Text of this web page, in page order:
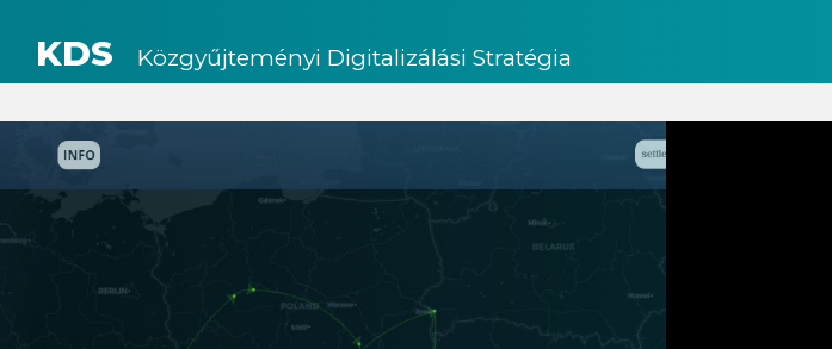
KDS Közgyűjteményi Digitalizálási Stratégia